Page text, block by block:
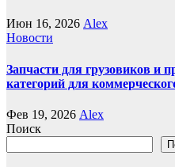
Июн 16, 2026 Alex
Новости
Запчасти для грузовиков и
категорий для
Фев 19, 2026 Alex
Поиск